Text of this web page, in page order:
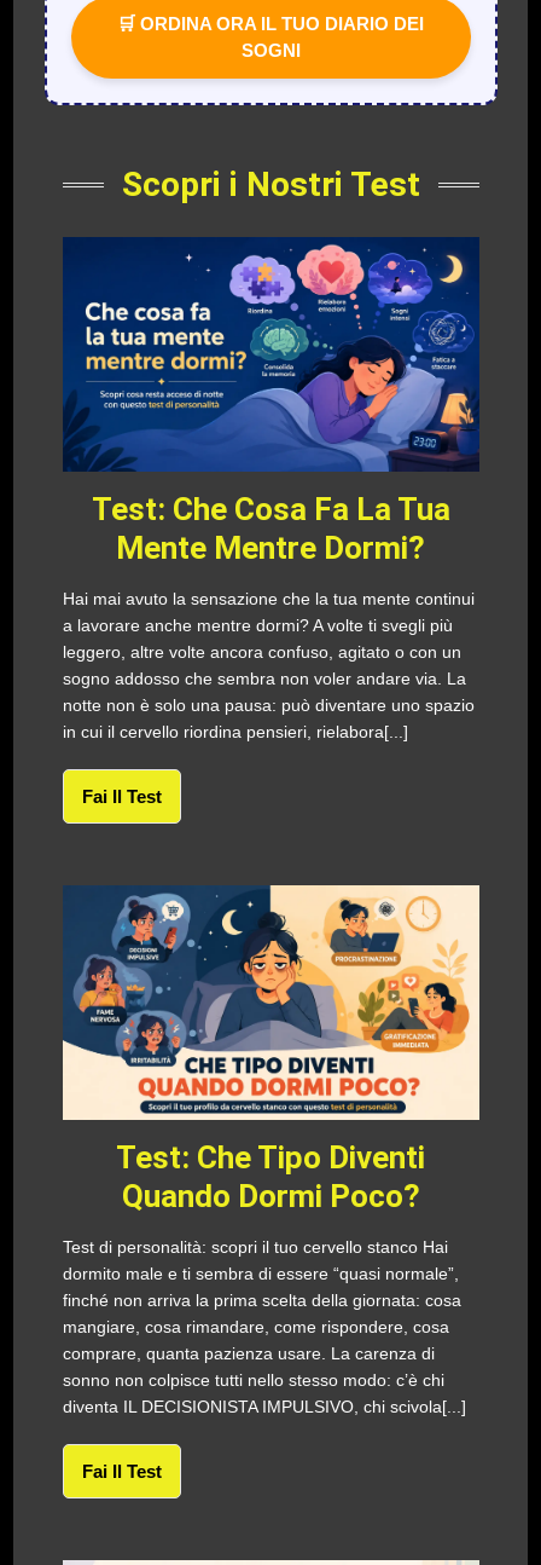
🛒 ORDINA ORA IL TUO DIARIO DEI
SOGNI
Scopri i Nostri Test
Test: Che Cosa Fa La Tua
Mente Mentre Dormi?
Hai mai avuto la sensazione che la tua mente continui
a lavorare anche mentre dormi? A volte ti svegli più
leggero, altre volte ancora confuso, agitato o con un
sogno addosso che sembra non voler andare via. La
notte non è solo una pausa: può diventare uno spazio
in cui il cervello riordina pensieri, rielabora[...]
Fai Il Test
Test: Che Tipo Diventi
Quando Dormi Poco?
Test di personalità: scopri il tuo cervello stanco Hai
dormito male e ti sembra di essere “quasi normale”,
finché non arriva la prima scelta della giornata: cosa
mangiare, cosa rimandare, come rispondere, cosa
comprare, quanta pazienza usare. La carenza di
sonno non colpisce tutti nello stesso modo: c’è chi
diventa IL DECISIONISTA IMPULSIVO, chi scivola[...]
Fai Il Test